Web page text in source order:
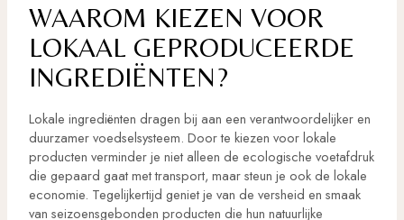
WAAROM KIEZEN VOOR
LOKAAL GEPRODUCEERDE
INGREDIËNTEN?
Lokale ingrediënten dragen bij aan een verantwoordelijker en
duurzamer voedselsysteem. Door te kiezen voor lokale
producten verminder je niet alleen de ecologische voetafdruk
die gepaard gaat met transport, maar steun je ook de lokale
economie. Tegelijkertijd geniet je van de versheid en smaak
van seizoensgebonden producten die hun natuurlijke